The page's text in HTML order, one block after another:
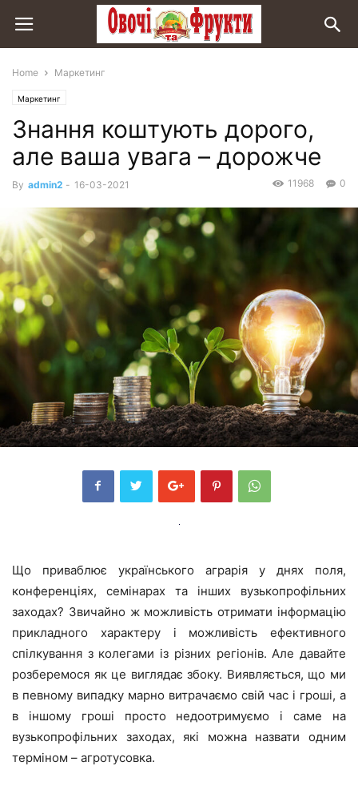
Home Маркетинг
Маркетинг
Знання коштують дорого,
але ваша увага – дорожче
By admin2 - 16-03-2021 0
11968
Що приваблює українського аграрія у днях поля,
конференціях, семінарах та інших вузькопрофільних
заходах? Звичайно ж можливість отримати інформацію
прикладного характеру і можливість ефективного
спілкування з колегами із різних регіонів. Але давайте
розберемося як це виглядає збоку. Виявляється, що ми
в певному випадку марно витрачаємо свій час і гроші, а
в іншому гроші просто недоотримуємо і саме на
вузькопрофільних заходах, які можна назвати одним
терміном – агротусовка.